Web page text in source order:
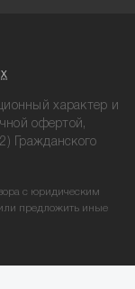
характер и
офертой,
Гражданского
с юридическим
предложить иные